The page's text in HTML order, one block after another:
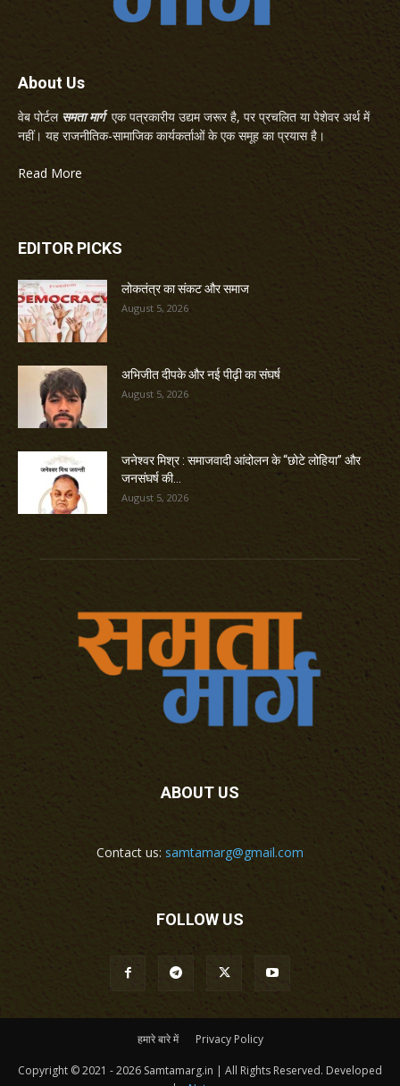
About Us
वेब पोर्टल समता मार्गएक पत्रकारीय उद्यम जरूर है, पर प्रचलित या पेशेवर अर्थ में
नहीं। यह राजनीतिक-सामाजिक कार्यकर्ताओं के एक समूह का प्रयास है।
Read More
EDITOR PICKS
लोकतंत्र का संकट और समाज
August 5, 2026
अभिजीत दीपके और नई पीढ़ी का संघर्ष
August 5, 2026
जनेश्वर मिश्र : समाजवादी आंदोलन के “छोटे लोहिया” और
जनसंघर्ष की...
August 5, 2026
ABOUT US
Contact us: samtamarg@gmail.com
FOLLOW US
हमारे बारे में Privacy Policy
Copyright © 2021 - 2026 Samtamarg.in | All Rights Reserved. Developed